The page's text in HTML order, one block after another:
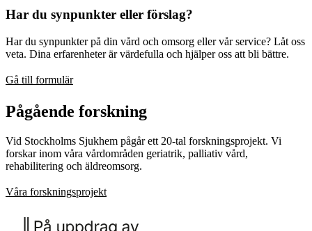
Har du synpunkter eller förslag?
Har du synpunkter på din vård och omsorg eller vår service? Låt oss
veta. Dina erfarenheter är värdefulla och hjälper oss att bli bättre.
Gå till formulär
Pågående forskning
Vid Stockholms Sjukhem pågår ett 20-tal forskningsprojekt. Vi
forskar inom våra vårdområden geriatrik, palliativ vård,
rehabilitering och äldreomsorg.
Våra forskningsprojekt